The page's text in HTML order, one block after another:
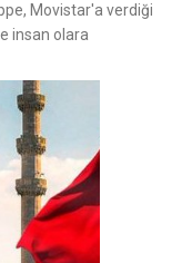
Movistar'a verdiği
insan olara